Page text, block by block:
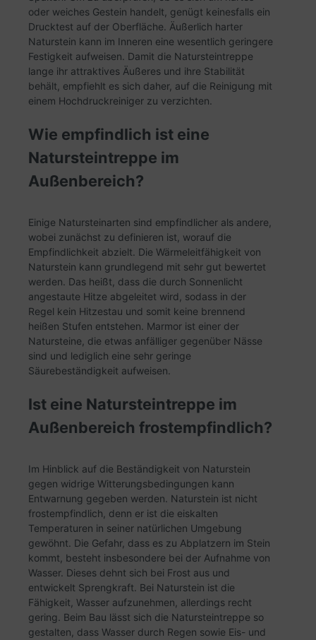
oder weiches Gestein handelt, genügt keinesfalls ein
Drucktest auf der Oberfläche. Äußerlich harter
Naturstein kann im Inneren eine wesentlich geringere
Festigkeit aufweisen. Damit die Natursteintreppe
lange ihr attraktives Äußeres und ihre Stabilität
behält, empfiehlt es sich daher, auf die Reinigung mit
einem Hochdruckreiniger zu verzichten.
Wie empfindlich ist eine
Natursteintreppe im
Außenbereich?
Einige Natursteinarten sind empfindlicher als andere,
wobei zunächst zu definieren ist, worauf die
Empfindlichkeit abzielt. Die Wärmeleitfähigkeit von
Naturstein kann grundlegend mit sehr gut bewertet
werden. Das heißt, dass die durch Sonnenlicht
angestaute Hitze abgeleitet wird, sodass in der
Regel kein Hitzestau und somit keine brennend
heißen Stufen entstehen. Marmor ist einer der
Natursteine, die etwas anfälliger gegenüber Nässe
sind und lediglich eine sehr geringe
Säurebeständigkeit aufweisen.
Ist eine Natursteintreppe im
Außenbereich frostempfindlich?
Im Hinblick auf die Beständigkeit von Naturstein
gegen widrige Witterungsbedingungen kann
Entwarnung gegeben werden. Naturstein ist nicht
frostempfindlich, denn er ist die eiskalten
Temperaturen in seiner natürlichen Umgebung
gewöhnt. Die Gefahr, dass es zu Abplatzern im Stein
kommt, besteht insbesondere bei der Aufnahme von
Wasser. Dieses dehnt sich bei Frost aus und
entwickelt Sprengkraft. Bei Naturstein ist die
Fähigkeit, Wasser aufzunehmen, allerdings recht
gering. Beim Bau lässt sich die Natursteintreppe so
gestalten, dass Wasser durch Regen sowie Eis- und